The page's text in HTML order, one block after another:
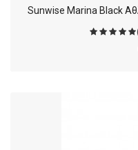
Sunwise Marina Black